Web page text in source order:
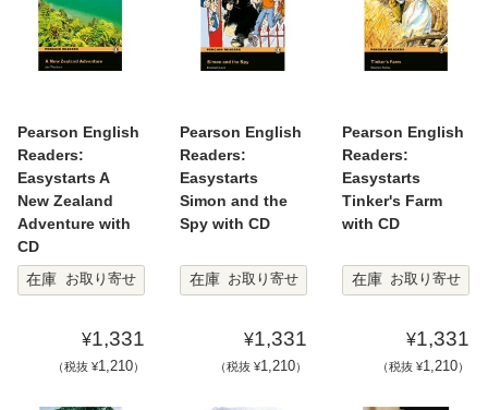
Pearson English
Readers:
Easystarts A
New Zealand
Adventure with
CD
在庫
お取り寄せ
¥1,331
（税抜 ¥1,210）
Pearson English
Readers:
Easystarts
Simon and the
Spy with CD
在庫 お取り寄せ
¥1,331
（税抜 ¥1,210）
Pearson English
Readers:
Easystarts
Tinker's Farm
with CD
在庫 お取り寄せ
¥1,331
（税抜 ¥1,210）